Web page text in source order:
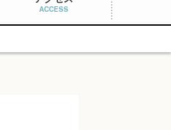
ACCESS